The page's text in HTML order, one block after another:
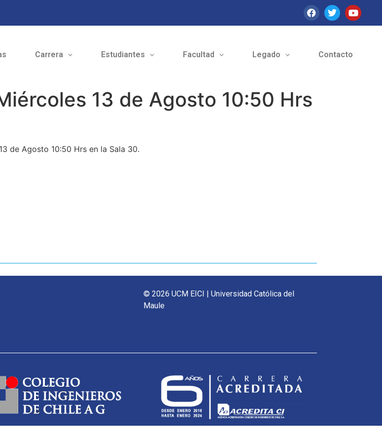
Carrera Estudiantes Facultad Legado Contacto
13 de Agosto 10:50 Hrs
de Agosto 10:50 Hrs en la Sala 30.
© 2026 UCM EICI | Universidad Católica del
Maule